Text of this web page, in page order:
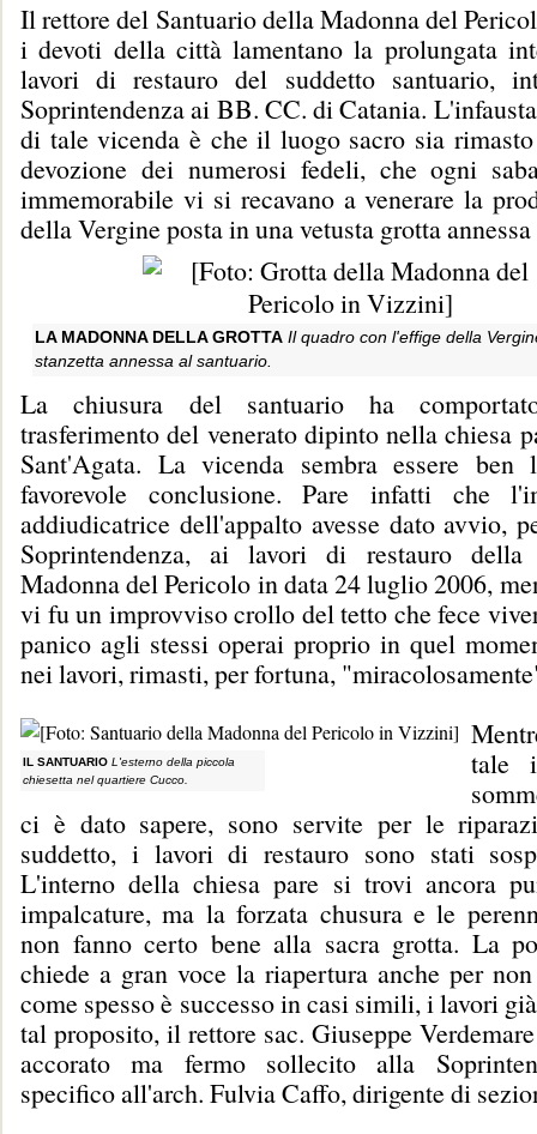
Il rettore del Santuario della Madonna del
i devoti della città lamentano la prolungata
lavori di restauro del suddetto santuario,
Soprintendenza ai BB. CC. di Catania.
di tale vicenda è che il luogo sacro sia
devozione dei numerosi fedeli, che ogni
immemorabile vi si recavano a venerare la
della Vergine posta in una vetusta grotta
LA MADONNA DELLA GROTTA Il quadro con l'effige della
stanzetta annessa al santuario.
La chiusura del santuario ha
trasferimento del venerato dipinto nella chiesa
Sant'Agata. La vicenda sembra essere
favorevole conclusione. Pare infatti che
addiudicatrice dell'appalto avesse dato avvio,
Soprintendenza, ai lavori di restauro della
Madonna del Pericolo in data 24 luglio 2006,
vi fu un improvviso crollo del tetto che fece
panico agli stessi operai proprio in quel
nei lavori, rimasti, per fortuna,
IL SANTUARIO L'esterno della piccola
chiesetta nel quartiere Cucco.
tale
ci è dato sapere, sono servite per le
suddetto, i lavori di restauro sono stati
L'interno della chiesa pare si trovi ancora
impalcature, ma la forzata chusura e le
non fanno certo bene alla sacra grotta. La
chiede a gran voce la riapertura anche per
come spesso è successo in casi simili, i lavori
tal proposito, il rettore sac. Giuseppe
accorato ma fermo sollecito alla
specifico all'arch. Fulvia Caffo, dirigente di